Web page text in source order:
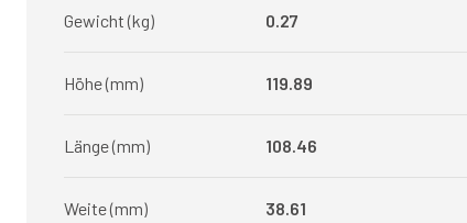
Gewicht (kg) 0.27
Höhe (mm) 119.89
Länge (mm) 108.46
Weite (mm) 38.61